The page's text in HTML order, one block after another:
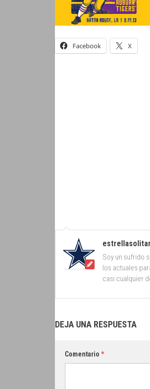
Facebook X
Soy un sufrido
los actuales
casi cualquier
DEJA UNA RESPUESTA
Comentario *